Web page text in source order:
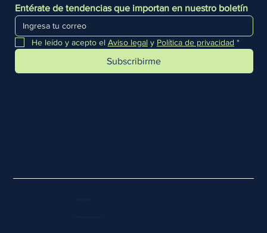
Entérate de tendencias que importan en nuestro boletín
He leído y acepto el Aviso legal y Política de privacidad *
Subscribirme